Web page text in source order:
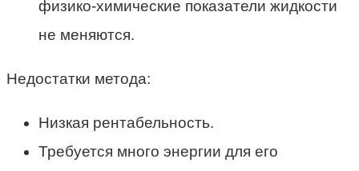
физико-химические показатели жидкости
не меняются.
Недостатки метода:
Низкая рентабельность.
Требуется много энергии для его